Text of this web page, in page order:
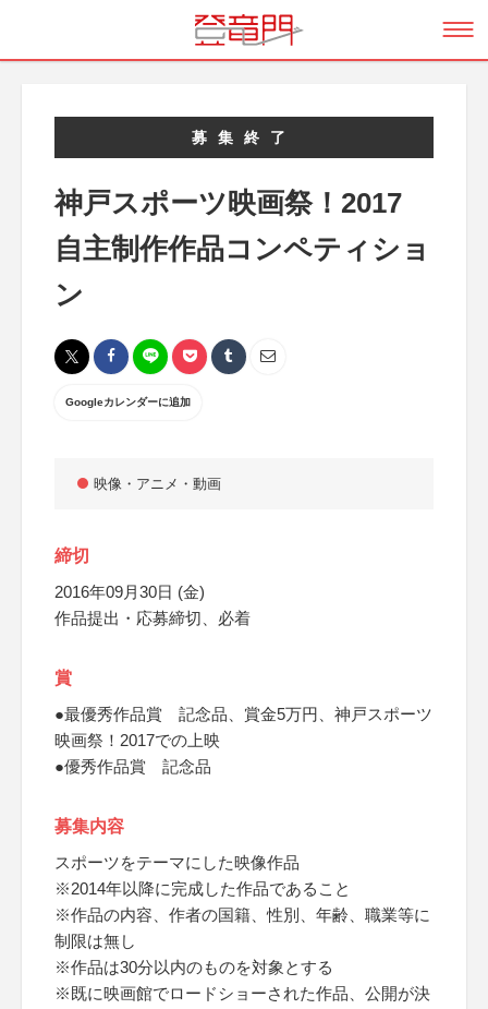
募集終了
神戸スポーツ映画祭！2017
自主制作作品コンペティショ
ン
Googleカレンダーに追加
映像・アニメ・動画
締切
2016年09月30日 (金)
作品提出・応募締切、必着
賞
●最優秀作品賞 記念品、賞金5万円、神戸スポーツ
映画祭！2017での上映
●優秀作品賞 記念品
募集内容
スポーツをテーマにした映像作品
※2014年以降に完成した作品であること
※作品の内容、作者の国籍、性別、年齢、職業等に
制限は無し
※作品は30分以内のものを対象とする
※既に映画館でロードショーされた作品、公開が決